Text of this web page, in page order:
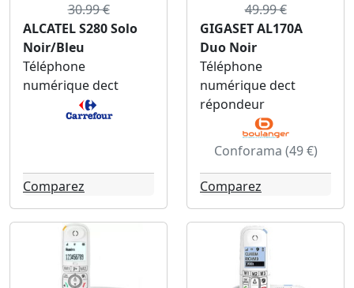
30.99 €
ALCATEL S280 Solo
Noir/Bleu
Téléphone
numérique dect
Comparez
49.99 €
GIGASET AL170A
Duo Noir
Téléphone
numérique dect
répondeur
Conforama (49 €)
Comparez